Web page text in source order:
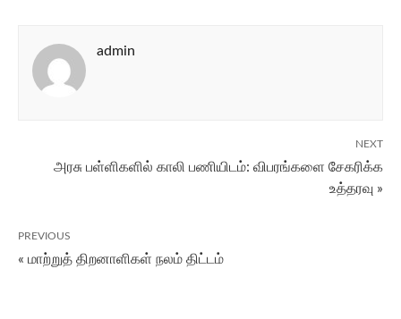
admin
NEXT
அரசு பள்ளிகளில் காலி பணியிடம்: விபரங்களை சேகரிக்க
உத்தரவு »
PREVIOUS
« மாற்றுத் திறனாளிகள் நலம் திட்டம்